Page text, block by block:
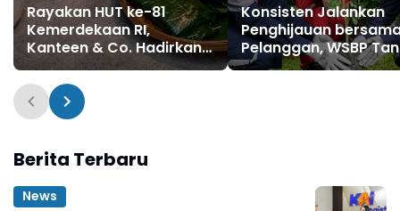
Rayakan HUT ke-81
Kemerdekaan RI,
Kanteen & Co. Hadirkan
Menu Nusantara Baru
dan Promo Paket Spesial
Rp81.000
Konsisten Jalankan
Penghijauan
Pelanggan, WSBP
Lebih Dari 2 Ribu
Berita Terbaru
News